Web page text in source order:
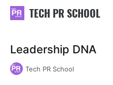
TECH PR SCHOOL
Leadership DNA
Tech PR School